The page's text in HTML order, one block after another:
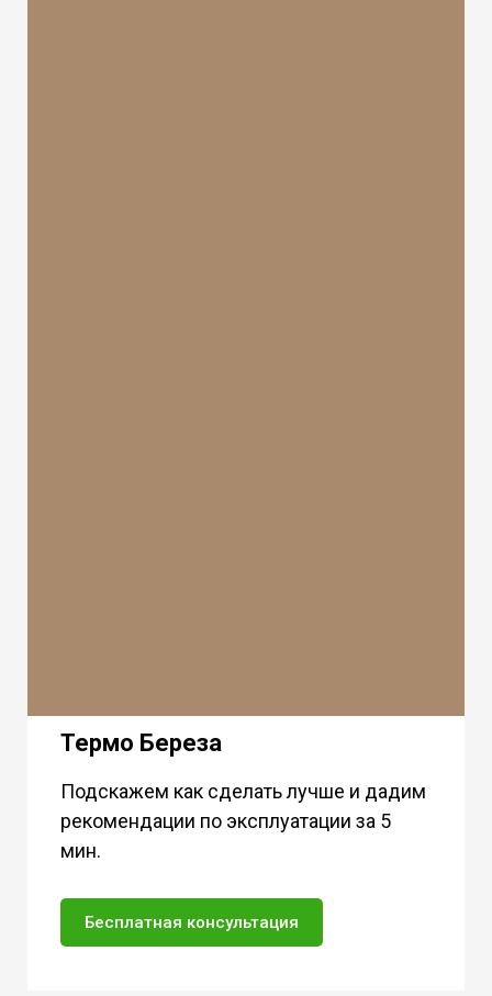
Термо Береза
Подскажем как сделать лучше и дадим
рекомендации по эксплуатации за 5
мин.
Бесплатная консультация